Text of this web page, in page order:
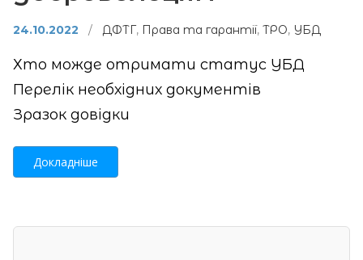
24.10.2022 / ДФТГ, Права та гарантії, ТРО, УБД
Хто можде отримати статус УБД
Перелік необхідних документів
Зразок довідки
Докладніше